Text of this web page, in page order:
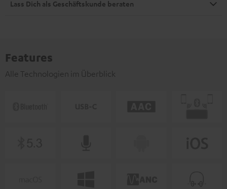
Lass Dich als Geschäftskunde beraten
Features
Alle Technologien im Überblick